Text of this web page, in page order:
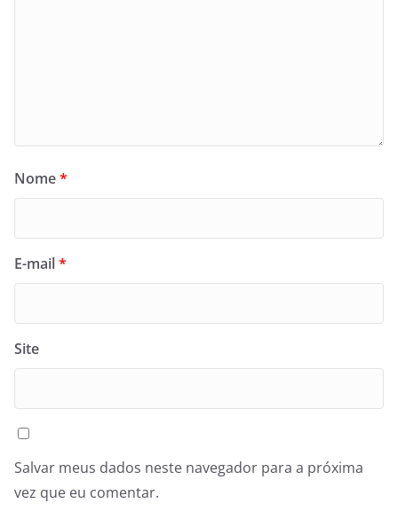
Nome*
E-mail*
Site
Salvar meus dados neste navegador para a próxima
vez que eu comentar.